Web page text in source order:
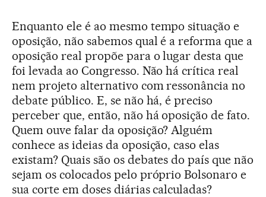
Enquanto ele é ao mesmo tempo situação e
oposição, não sabemos qual é a reforma que a
oposição real propõe para o lugar desta que
foi levada ao Congresso. Não há crítica real
nem projeto alternativo com ressonância no
debate público. E, se não há, é preciso
perceber que, então, não há oposição de fato.
Quem ouve falar da oposição? Alguém
conhece as ideias da oposição, caso elas
existam? Quais são os debates do país que não
sejam os colocados pelo próprio Bolsonaro e
sua corte em doses diárias calculadas?